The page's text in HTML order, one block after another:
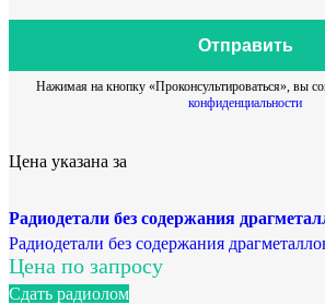
Отправить
Нажимая на кнопку «Проконсультироваться», вы
конфиденциальности
Цена указана за
Радиодетали без содержания
Радиодетали без содержания
Цена по запросу
Сдать радиолом